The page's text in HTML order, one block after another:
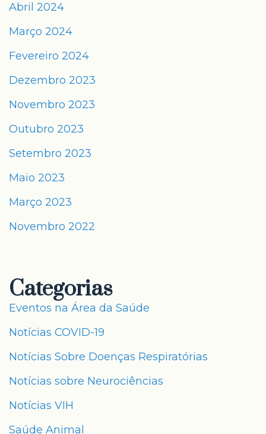
Abril 2024
Março 2024
Fevereiro 2024
Dezembro 2023
Novembro 2023
Outubro 2023
Setembro 2023
Maio 2023
Março 2023
Novembro 2022
Categorias
Eventos na Área da Saúde
Notícias COVID-19
Notícias Sobre Doenças Respiratórias
Notícias sobre Neurociências
Notícias VIH
Saúde Animal